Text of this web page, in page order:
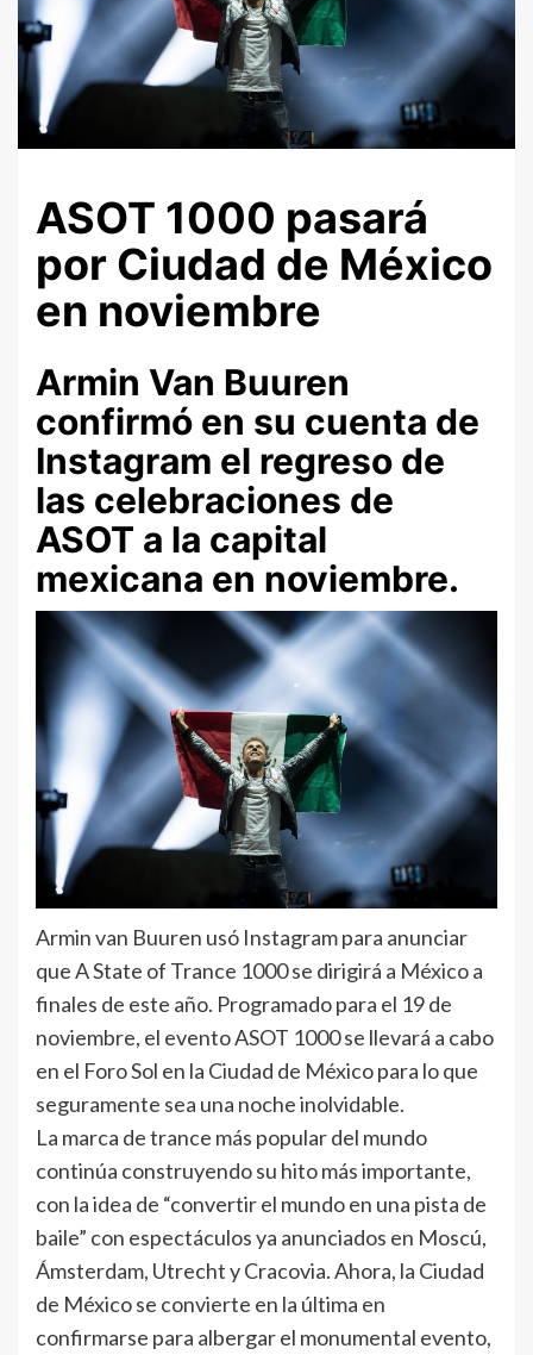
ASOT 1000 pasará
por Ciudad de México
en noviembre
Armin Van Buuren
confirmó en su cuenta de
Instagram el regreso de
las celebraciones de
ASOT a la capital
mexicana en noviembre.
Armin van Buuren usó Instagram para anunciar
que A State of Trance 1000 se dirigirá a México a
finales de este año. Programado para el 19 de
noviembre, el evento ASOT 1000 se llevará a cabo
en el Foro Sol en la Ciudad de México para lo que
seguramente sea una noche inolvidable.
La marca de trance más popular del mundo
continúa construyendo su hito más importante,
con la idea de “convertir el mundo en una pista de
baile” con espectáculos ya anunciados en Moscú,
Ámsterdam, Utrecht y Cracovia. Ahora, la Ciudad
de México se convierte en la última en
confirmarse para albergar el monumental evento,